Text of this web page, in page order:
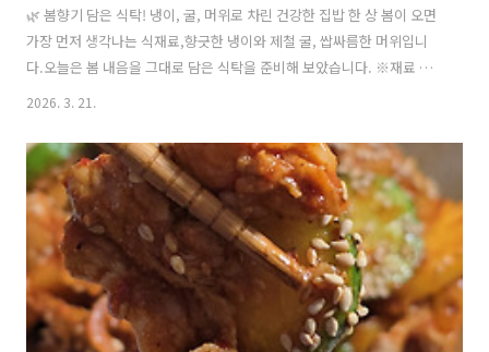
🌿 봄향기 담은 식탁! 냉이, 굴, 머위로 차린 건강한 집밥 한 상 봄이 오면
가장 먼저 생각나는 식재료,향긋한 냉이와 제철 굴, 쌉싸름한 머위입니
다.오늘은 봄 내음을 그대로 담은 식탁을 준비해 보았습니다. ※재료 손
질▶ 재료냉이 (Shepherd’s purse)굴 (Oyster)실파 (Scallion)갈치
물에 3회 정도 씻어준다.→ Clean the shepherd’s purse thoroughly
under running water about 3 times.㉡ 굴은 굵은 소금을 넣고 이물
질을 제거하며 흔들어 씻어준다.→ Wash oysters with coarse salt,
gently shaking to..
2026. 3. 21.